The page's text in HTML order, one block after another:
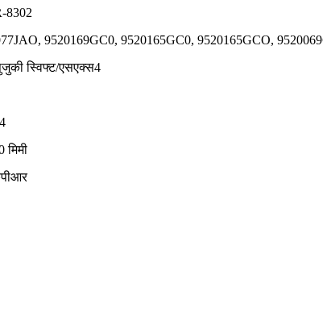
8302
9520169GC0, 9520165GC0, 9520165GCO,
स्विफ्ट/एसएक्स4
मिमी